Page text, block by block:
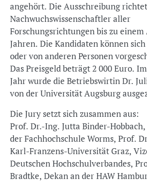
angehört. Die Ausschreibung
Nachwuchswissenschaftler aller
Forschungsrichtungen bis zu
Jahren. Die Kandidaten können
oder von anderen Personen
Das Preisgeld beträgt 2 000 Euro.
Jahr wurde die Betriebswirtin Dr.
von der Universität Augsburg
Die Jury setzt sich zusammen aus:
Prof. Dr.-Ing. Jutta Binder-
der Fachhochschule Worms, Prof.
Karl-Franzens-Universität Graz,
Deutschen Hochschulverbandes,
Bradtke, Dekan an der HAW